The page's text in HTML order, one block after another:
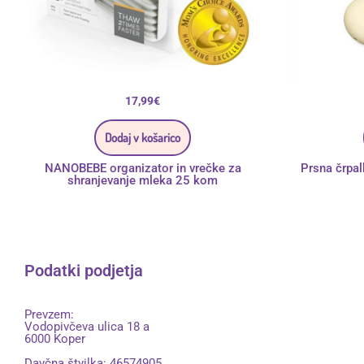
17,99€
Dodaj v košarico
NANOBEBE organizator in vrečke za
shranjevanje mleka 25 kom
Prsna
Podatki podjetja
Prevzem:
Vodopivčeva ulica 18 a
6000 Koper